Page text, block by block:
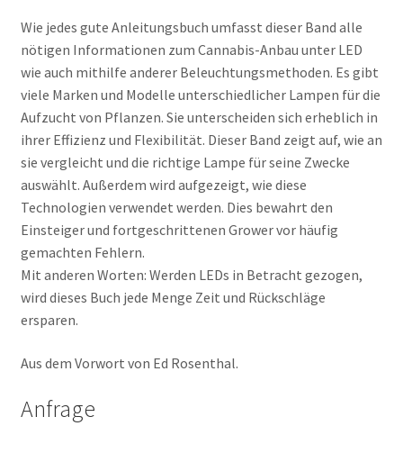
Wie jedes gute Anleitungsbuch umfasst dieser Band alle
nötigen Informationen zum Cannabis-Anbau unter LED
wie auch mithilfe anderer Beleuchtungsmethoden. Es gibt
viele Marken und Modelle unterschiedlicher Lampen für die
Aufzucht von Pflanzen. Sie unterscheiden sich erheblich in
ihrer Effizienz und Flexibilität. Dieser Band zeigt auf, wie an
sie vergleicht und die richtige Lampe für seine Zwecke
auswählt. Außerdem wird aufgezeigt, wie diese
Technologien verwendet werden. Dies bewahrt den
Einsteiger und fortgeschrittenen Grower vor häufig
gemachten Fehlern.
Mit anderen Worten: Werden LEDs in Betracht gezogen,
wird dieses Buch jede Menge Zeit und Rückschläge
ersparen.
Aus dem Vorwort von Ed Rosenthal.
Anfrage